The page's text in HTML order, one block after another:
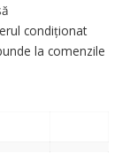
condiționat
la comenzile